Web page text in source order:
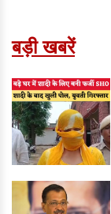
बड़ी खबरें